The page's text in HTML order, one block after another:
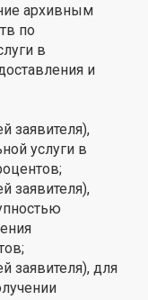
архивным
по
в
и
заявителя),
услуги в
заявителя),
заявителя), для